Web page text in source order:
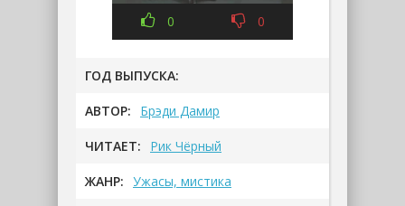
0 0
ГОД ВЫПУСКА:
АВТОР: Брэди Дамир
ЧИТАЕТ: Рик Чёрный
ЖАНР: Ужасы, мистика